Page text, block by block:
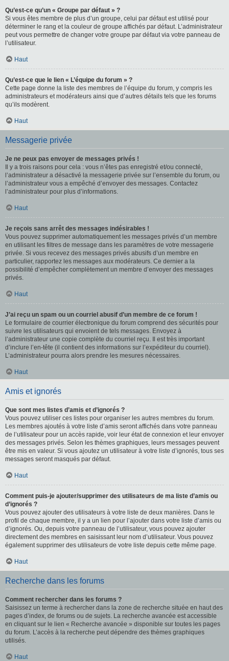
Qu’est-ce qu’un « Groupe par défaut » ?
Si vous êtes membre de plus d’un groupe, celui par défaut est utilisé pour
déterminer le rang et la couleur de groupe affichés par défaut. L’administrateur
peut vous permettre de changer votre groupe par défaut via votre panneau de
l’utilisateur.
Haut
Qu’est-ce que le lien « L’équipe du forum » ?
Cette page donne la liste des membres de l’équipe du forum, y compris les
administrateurs et modérateurs ainsi que d’autres détails tels que les forums
qu’ils modèrent.
Haut
Messagerie privée
Je ne peux pas envoyer de messages privés !
Il y a trois raisons pour cela : vous n’êtes pas enregistré et/ou connecté,
l’administrateur a désactivé la messagerie privée sur l’ensemble du forum, ou
l’administrateur vous a empêché d’envoyer des messages. Contactez
l’administrateur pour plus d’informations.
Haut
Je reçois sans arrêt des messages indésirables !
Vous pouvez supprimer automatiquement les messages privés d’un membre
en utilisant les filtres de message dans les paramètres de votre messagerie
privée. Si vous recevez des messages privés abusifs d’un membre en
particulier, rapportez les messages aux modérateurs. Ce dernier a la
possibilité d’empêcher complètement un membre d’envoyer des messages
privés.
Haut
J’ai reçu un spam ou un courriel abusif d’un membre de ce forum !
Le formulaire de courrier électronique du forum comprend des sécurités pour
suivre les utilisateurs qui envoient de tels messages. Envoyez à
l’administrateur une copie complète du courriel reçu. Il est très important
d’inclure l’en-tête (il contient des informations sur l’expéditeur du courriel).
L’administrateur pourra alors prendre les mesures nécessaires.
Haut
Amis et ignorés
Que sont mes listes d’amis et d’ignorés ?
Vous pouvez utiliser ces listes pour organiser les autres membres du forum.
Les membres ajoutés à votre liste d’amis seront affichés dans votre panneau
de l’utilisateur pour un accès rapide, voir leur état de connexion et leur envoyer
des messages privés. Selon les thèmes graphiques, leurs messages peuvent
être mis en valeur. Si vous ajoutez un utilisateur à votre liste d’ignorés, tous ses
messages seront masqués par défaut.
Haut
Comment puis-je ajouter/supprimer des utilisateurs de ma liste d’amis ou
d’ignorés ?
Vous pouvez ajouter des utilisateurs à votre liste de deux manières. Dans le
profil de chaque membre, il y a un lien pour l’ajouter dans votre liste d’amis ou
d’ignorés. Ou, depuis votre panneau de l’utilisateur, vous pouvez ajouter
directement des membres en saisissant leur nom d’utilisateur. Vous pouvez
également supprimer des utilisateurs de votre liste depuis cette même page.
Haut
Recherche dans les forums
Comment rechercher dans les forums ?
Saisissez un terme à rechercher dans la zone de recherche située en haut des
pages d’index, de forums ou de sujets. La recherche avancée est accessible
en cliquant sur le lien « Recherche avancée » disponible sur toutes les pages
du forum. L’accès à la recherche peut dépendre des thèmes graphiques
utilisés.
Haut